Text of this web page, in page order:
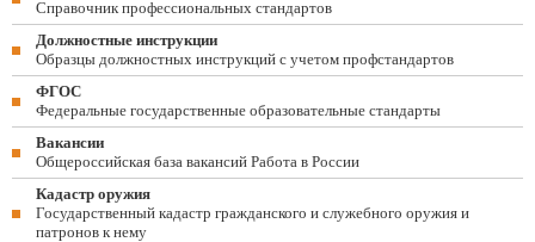
Справочник профессиональных стандартов
Должностные инструкции
Образцы должностных инструкций с учетом профстандартов
ФГОС
Федеральные государственные образовательные стандарты
Вакансии
Общероссийская база вакансий Работа в России
Кадастр оружия
Государственный кадастр гражданского и служебного оружия и
патронов к нему